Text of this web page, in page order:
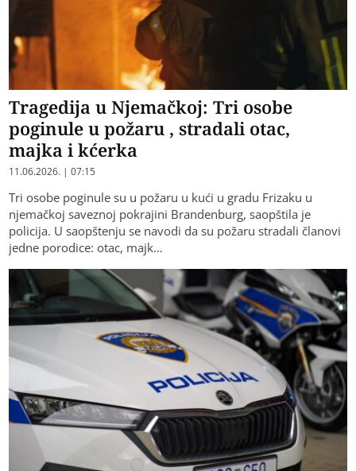
Tragedija u Njemačkoj: Tri osobe
poginule u požaru , stradali otac,
majka i kćerka
11.06.2026. | 07:15
Tri osobe poginule su u požaru u kući u gradu Frizaku u
njemačkoj saveznoj pokrajini Brandenburg, saopštila je
policija. U saopštenju se navodi da su požaru stradali članovi
jedne porodice: otac, majk…